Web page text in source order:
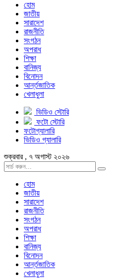
হোম
জাতীয়
সারাদেশ
রাজনীতি
সংগঠন
অপরাধ
শিক্ষা
বানিজ্য
বিনোদন
আর্ন্তজাতিক
খেলাধুলা
ভিডিও স্টোরি
ফটো স্টোরি
ফটোগ্যালারি
ভিডিও গ্যালারি
শুক্রবার , ৭ অগাস্ট ২০২৬
হোম
জাতীয়
সারাদেশ
রাজনীতি
সংগঠন
অপরাধ
শিক্ষা
বানিজ্য
বিনোদন
আর্ন্তজাতিক
খেলাধুলা